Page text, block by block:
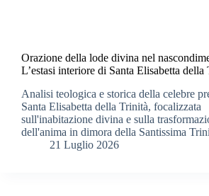
Orazione della lode divina nel
L’estasi interiore di Santa Elisabetta della
Analisi teologica e storica della celebre
Santa Elisabetta della Trinità, focalizzata
sull'inabitazione divina e sulla
dell'anima in dimora della Santissima
21 Luglio 2026